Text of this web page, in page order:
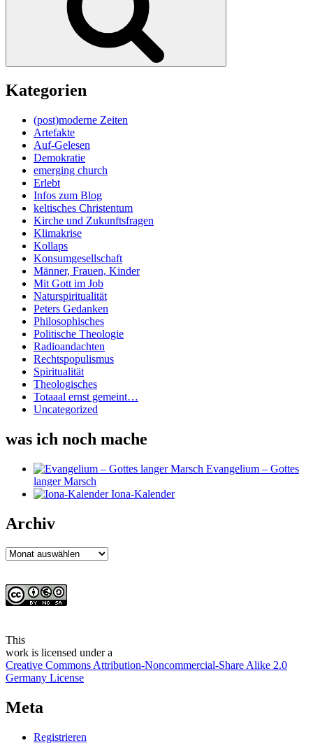
Kategorien
(post)moderne Zeiten
Artefakte
Auf-Gelesen
Demokratie
emerging church
Erlebt
Infos zum Blog
keltisches Christentum
Kirche und Zukunftsfragen
Klimakrise
Kollaps
Konsumgesellschaft
Männer, Frauen, Kinder
Mit Gott im Job
Naturspiritualität
Peters Gedanken
Philosophisches
Politische Theologie
Radioandachten
Rechtspopulismus
Spiritualität
Theologisches
Totaaal ernst gemeint…
Uncategorized
was ich noch mache
Evangelium – Gottes
langer Marsch
Iona-Kalender
Archiv
Archiv
This
work is licensed under a
Creative Commons Attribution-Noncommercial-Share Alike 2.0
Germany License
Meta
Registrieren